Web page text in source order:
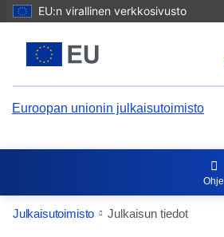
EU:n virallinen verkkosivusto
Euroopan unionin julkaisutoimisto
Ohje
Julkaisutoimisto Julkaisun tiedot